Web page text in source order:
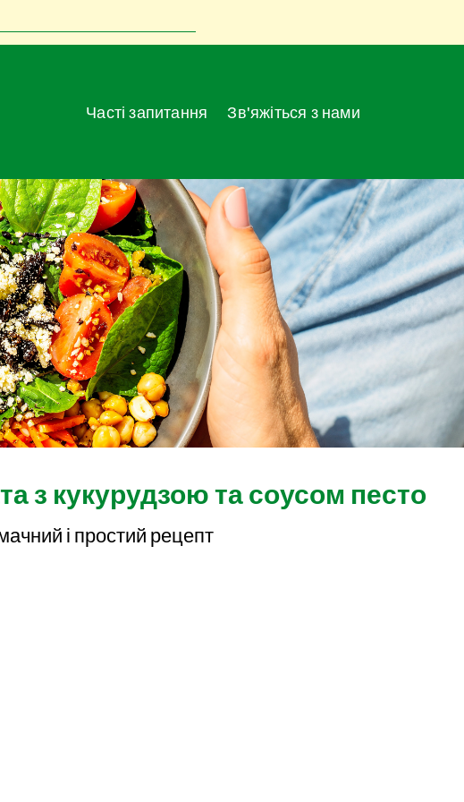
Часті запитання Зв'яжіться з нами
з кукурудзою та соусом песто
і простий рецепт